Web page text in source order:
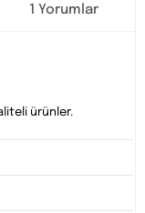
1 Yorumlar
ürünler.